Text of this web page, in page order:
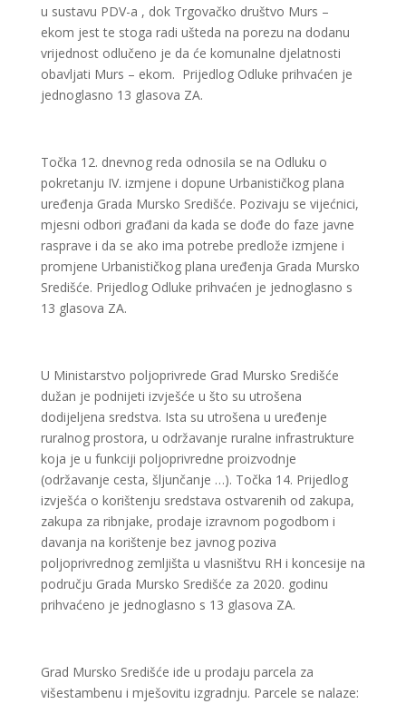
u sustavu PDV-a , dok Trgovačko društvo Murs –
ekom jest te stoga radi ušteda na porezu na dodanu
vrijednost odlučeno je da će komunalne djelatnosti
obavljati Murs – ekom. Prijedlog Odluke prihvaćen je
jednoglasno 13 glasova ZA.
Točka 12. dnevnog reda odnosila se na Odluku o
pokretanju IV. izmjene i dopune Urbanističkog plana
uređenja Grada Mursko Središće. Pozivaju se vijećnici,
mjesni odbori građani da kada se dođe do faze javne
rasprave i da se ako ima potrebe predlože izmjene i
promjene Urbanističkog plana uređenja Grada Mursko
Središće. Prijedlog Odluke prihvaćen je jednoglasno s
13 glasova ZA.
U Ministarstvo poljoprivrede Grad Mursko Središće
dužan je podnijeti izvješće u što su utrošena
dodijeljena sredstva. Ista su utrošena u uređenje
ruralnog prostora, u održavanje ruralne infrastrukture
koja je u funkciji poljoprivredne proizvodnje
(održavanje cesta, šljunčanje …). Točka 14. Prijedlog
izvješća o korištenju sredstava ostvarenih od zakupa,
zakupa za ribnjake, prodaje izravnom pogodbom i
davanja na korištenje bez javnog poziva
poljoprivrednog zemljišta u vlasništvu RH i koncesije na
području Grada Mursko Središće za 2020. godinu
prihvaćeno je jednoglasno s 13 glasova ZA.
Grad Mursko Središće ide u prodaju parcela za
višestambenu i mješovitu izgradnju. Parcele se nalaze: